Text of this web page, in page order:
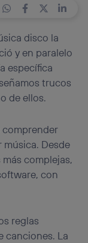
disco la
y en paralelo
específica
trucos
de ellos.
comprender
música. Desde
complejas,
con
reglas
canciones. La